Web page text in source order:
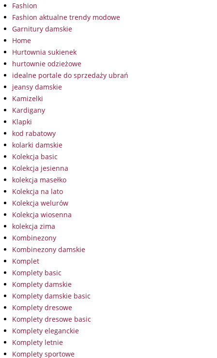
Fashion
Fashion aktualne trendy modowe
Garnitury damskie
Home
Hurtownia sukienek
hurtownie odzieżowe
idealne portale do sprzedaży ubrań
jeansy damskie
Kamizelki
Kardigany
Klapki
kod rabatowy
kolarki damskie
Kolekcja basic
Kolekcja jesienna
kolekcja masełko
Kolekcja na lato
Kolekcja welurów
Kolekcja wiosenna
kolekcja zima
Kombinezony
Kombinezony damskie
Komplet
Komplety basic
Komplety damskie
Komplety damskie basic
Komplety dresowe
Komplety dresowe basic
Komplety eleganckie
Komplety letnie
Komplety sportowe